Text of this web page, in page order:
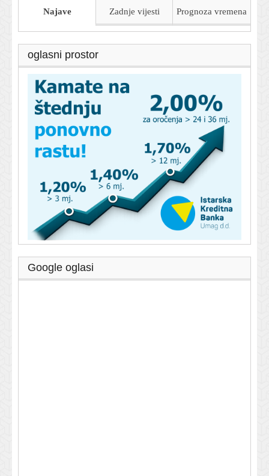
Najave Zadnje vijesti Prognoza vremena
oglasni prostor
Google oglasi